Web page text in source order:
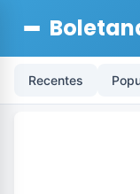
Recentes